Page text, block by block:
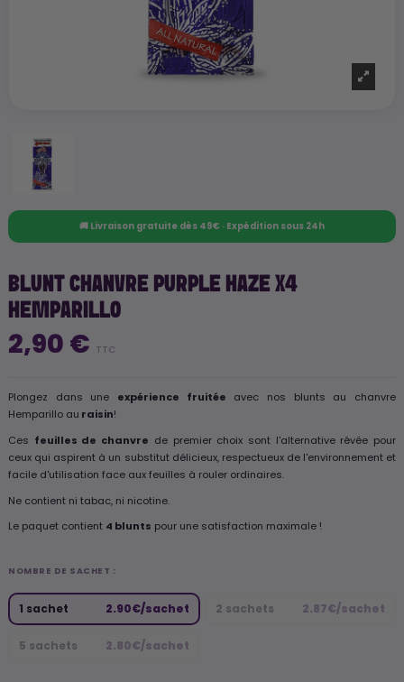
🚚 Livraison gratuite dès 49€ · Expédition sous 24h
BLUNT CHANVRE PURPLE HAZE X4
HEMPARILLO
2,90 € TTC
Plongez dans une expérience fruitée avec nos blunts au chanvre
Hemparillo au raisin!
Ces feuilles de chanvre de premier choix sont l'alternative rêvée pour
ceux qui aspirent à un substitut délicieux, respectueux de l'environnement et
facile d'utilisation face aux feuilles à rouler ordinaires.
Ne contient ni tabac, ni nicotine.
Le paquet contient 4 blunts pour une satisfaction maximale !
NOMBRE DE SACHET :
1 sachet 2.90€/sachet 2 sachets 2.87€/sachet
5 sachets 2.80€/sachet